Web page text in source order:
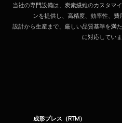
当社の専門設備は、炭素繊維のカスタマ
ンを提供し、高精度、効率性、費
設計から生産まで、厳しい品質基準を満
に対応していま
成形プレス（RTM）